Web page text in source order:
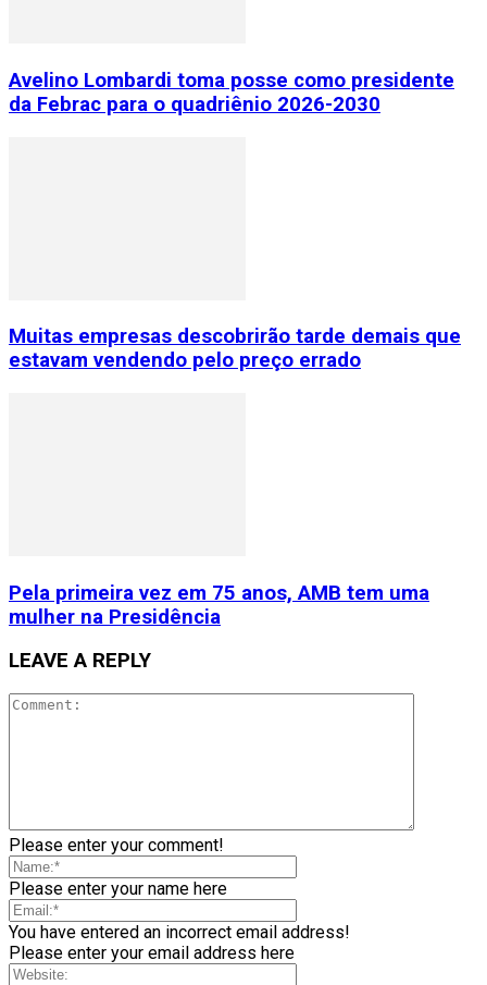
Avelino Lombardi toma posse como presidente
da Febrac para o quadriênio 2026-2030
Muitas empresas descobrirão tarde demais que
estavam vendendo pelo preço errado
Pela primeira vez em 75 anos, AMB tem uma
mulher na Presidência
LEAVE A REPLY
Please enter your comment!
Please enter your name here
You have entered an incorrect email address!
Please enter your email address here